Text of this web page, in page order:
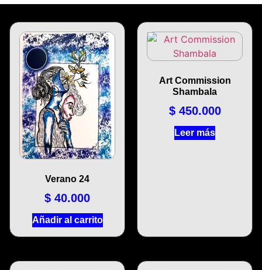
Verano 24
$ 40.000
Añadir al carrito
Art Commission
Shambala
$450.000
Leer más